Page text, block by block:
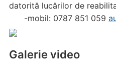
datorită lucărilor de
-mobil: 0787 851 059
Galerie video